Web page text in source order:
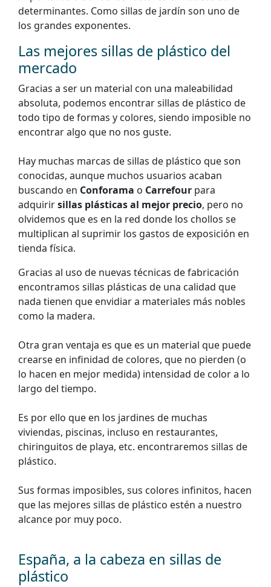
determinantes. Como sillas de jardín son uno de
los grandes exponentes.
Las mejores sillas de plástico del
mercado
Gracias a ser un material con una maleabilidad
absoluta, podemos encontrar sillas de plástico de
todo tipo de formas y colores, siendo imposible no
encontrar algo que no nos guste.
Hay muchas marcas de sillas de plástico que son
conocidas, aunque muchos usuarios acaban
buscando en Conforama o Carrefour para
adquirirsillas plásticas al mejor precio, pero no
olvidemos que es en la red donde los chollos se
multiplican al suprimir los gastos de exposición en
tienda física.
Gracias al uso de nuevas técnicas de fabricación
encontramos sillas plásticas de una calidad que
nada tienen que envidiar a materiales más nobles
como la madera.
Otra gran ventaja es que es un material que puede
crearse en infinidad de colores, que no pierden (o
lo hacen en mejor medida) intensidad de color a lo
largo del tiempo.
Es por ello que en los jardines de muchas
viviendas, piscinas, incluso en restaurantes,
chiringuitos de playa, etc. encontraremos sillas de
plástico.
Sus formas imposibles, sus colores infinitos, hacen
que las mejores sillas de plástico estén a nuestro
alcance por muy poco.
España, a la cabeza en sillas de
plástico